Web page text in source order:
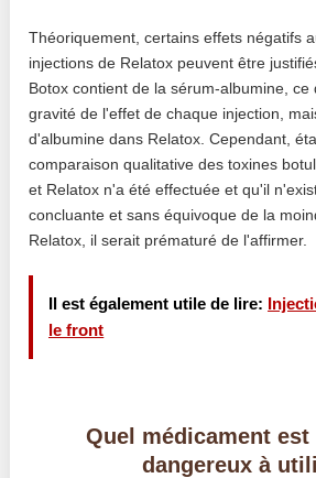
Théoriquement, certains effets négatifs
injections de Relatox peuvent être
Botox contient de la sérum-albumine, ce
gravité de l'effet de chaque injection,
d'albumine dans Relatox. Cependant,
comparaison qualitative des toxines
et Relatox n'a été effectuée et qu'il
concluante et sans équivoque de la
Relatox, il serait prématuré de l'affirmer.
Il est également utile de lire:
le front
Quel médicament
dangereux à